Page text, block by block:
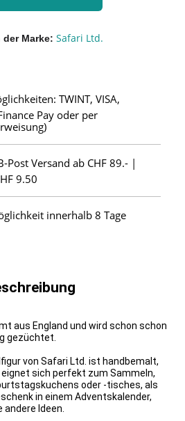
der Marke Safari Ltd.
TWINT, VISA,
Pay oder per
Post Versand ab CHF 89.- |
9.50
innerhalb 8 Tage
aus England und wird schon schon
gezüchtet.
von Safari Ltd. ist handbemalt,
sich perfekt zum Sammeln,
oder -tisches, als
in einem Adventskalender,
Ideen.